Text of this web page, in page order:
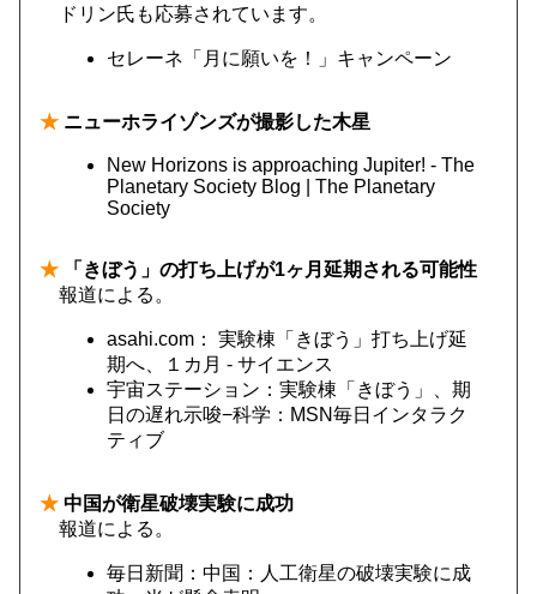
ドリン氏も応募されています。
セレーネ「月に願いを！」キャンペーン
★ ニューホライゾンズが撮影した木星
New Horizons is approaching Jupiter! - The
Planetary Society Blog | The Planetary
Society
★ 「きぼう」の打ち上げが1ヶ月延期される可能性
報道による。
asahi.com： 実験棟「きぼう」打ち上げ延
期へ、１カ月 - サイエンス
宇宙ステーション：実験棟「きぼう」、期
日の遅れ示唆−科学：MSN毎日インタラク
ティブ
★ 中国が衛星破壊実験に成功
報道による。
毎日新聞：中国：人工衛星の破壊実験に成